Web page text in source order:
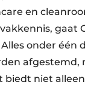
en
gaat
onder één
afgestemd,
niet